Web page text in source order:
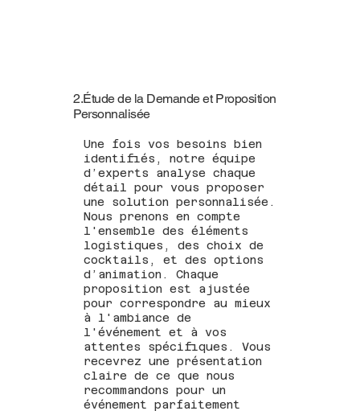
2.Étude de la Demande et Proposition
Personnalisée
Une fois vos besoins bien
identifiés, notre équipe
d’experts analyse chaque
détail pour vous proposer
une solution personnalisée.
Nous prenons en compte
l'ensemble des éléments
logistiques, des choix de
cocktails, et des options
d’animation. Chaque
proposition est ajustée
pour correspondre au mieux
à l'ambiance de
l'événement et à vos
attentes spécifiques. Vous
recevrez une présentation
claire de ce que nous
recommandons pour un
événement parfaitement